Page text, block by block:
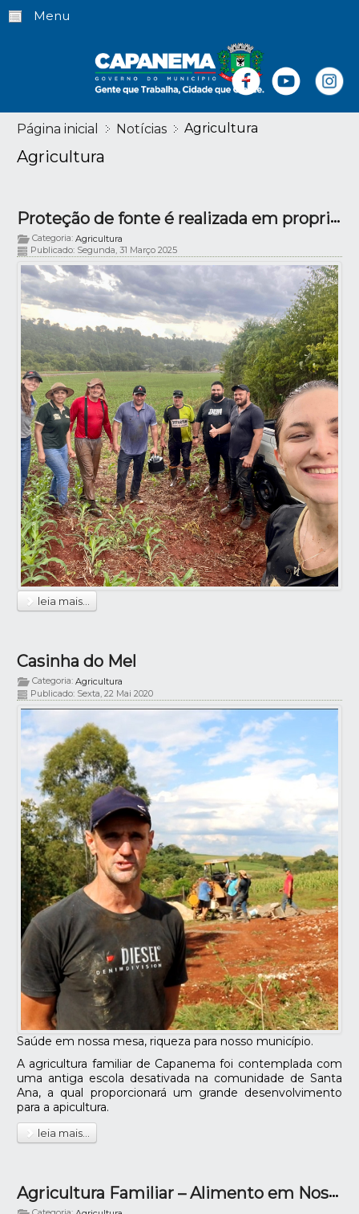
Menu
Página inicial Notícias Agricultura
Agricultura
Proteção de fonte é realizada em propriedade no Cristo Rei
Categoria:Agricultura
Publicado: Segunda, 31 Março 2025
leia mais...
Casinha do Mel
Categoria:Agricultura
Publicado: Sexta, 22 Mai 2020
Saúde em nossa mesa, riqueza para nosso município.
A agricultura familiar de Capanema foi contemplada com
uma antiga escola desativada na comunidade de Santa
Ana, a qual proporcionará um grande desenvolvimento
para a apicultura.
leia mais...
Agricultura Familiar – Alimento em Nossa Mesa